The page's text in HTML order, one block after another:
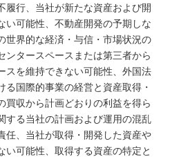
履行、当社が新たな資産および開
い可能性、不動産開発の予期しな
世界的な経済・与信・市場状況の
ンタースペースまたは第三者から
スを維持できない可能性、外国法
国際的事業の経営と資産取得・
買収から計画どおりの利益を得ら
する当社の計画および運用の混乱
任、当社が取得・開発した資産や
い可能性、取得する資産の特定と